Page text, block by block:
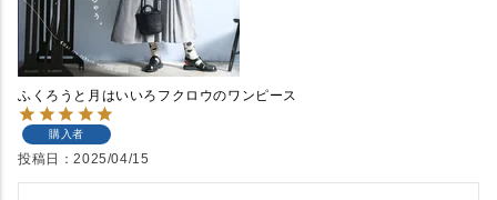
ふくろうと月はいいろフクロウのワンピース
購入者
投稿日 2025/04/15